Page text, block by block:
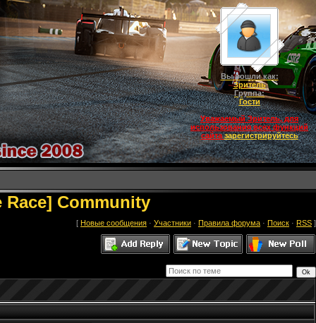
Вы вошли как:
Зритель
Группа:
Гости
Уважаемый Зритель, для
использования всех функций
сайтазарегистрируйтесь
Race] Community
[ Новые сообщения · Участники · Правила форума · Поиск · RSS ]